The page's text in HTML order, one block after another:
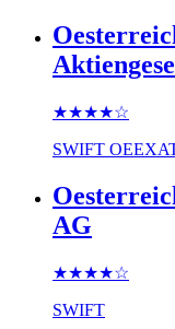
★★★★☆
SWIFT
AG
★★★★☆
SWIFT